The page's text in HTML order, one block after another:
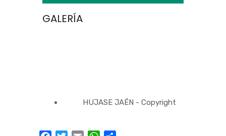
GALERÍA
HUJASE JAÉN - Copyright